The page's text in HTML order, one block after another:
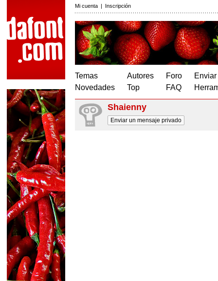
Mi cuenta | Inscripción
Temas
Novedades
Autores
Top
Foro
FAQ
Shaienny
Enviar un mensaje privado